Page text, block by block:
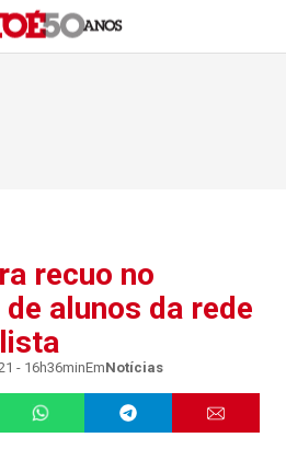
recuo no
alunos da rede
- 16h36minEmNotícias